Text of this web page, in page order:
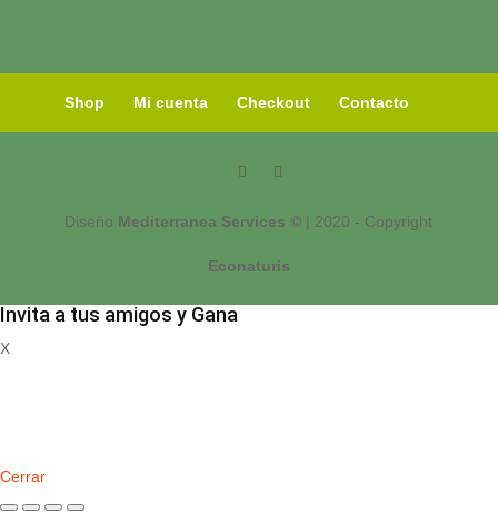
Shop Mi cuenta Checkout Contacto
Diseño Mediterranea Services © | 2020 - Copyright
Econaturis
Invita a tus amigos y Gana
X
Cerrar